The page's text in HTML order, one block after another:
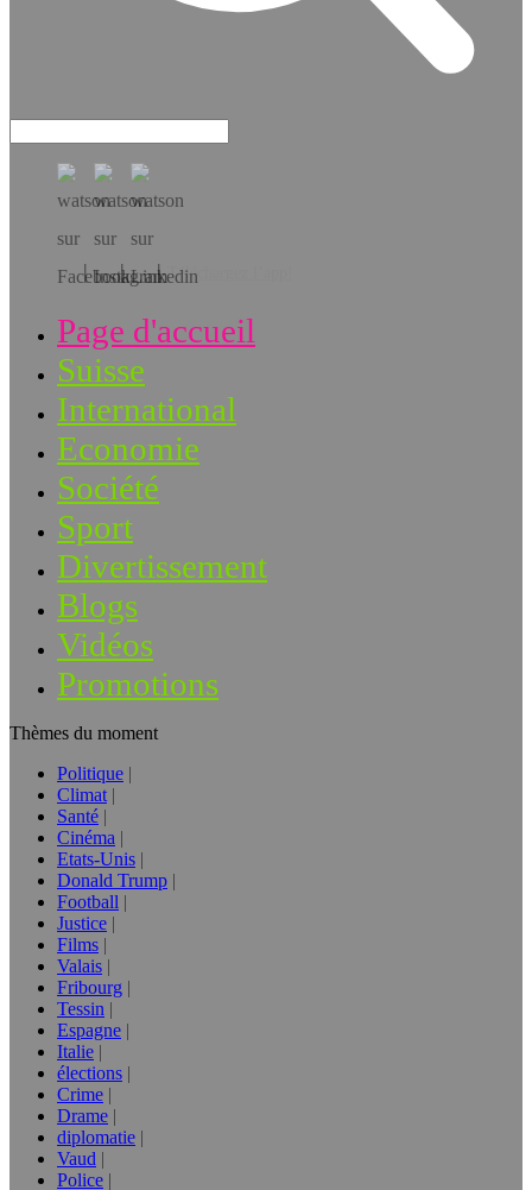
Téléchargez l’app!
Page d'accueil
Suisse
International
Economie
Société
Sport
Divertissement
Blogs
Vidéos
Promotions
Thèmes du moment
Politique
Climat
Santé
Cinéma
Etats-Unis
Donald Trump
Football
Justice
Films
Valais
Fribourg
Tessin
Espagne
Italie
élections
Crime
Drame
diplomatie
Vaud
Police